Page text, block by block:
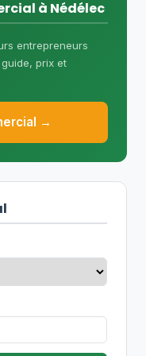
(Peinture et
requises
à Nédélec
entrepreneurs
prix et
→